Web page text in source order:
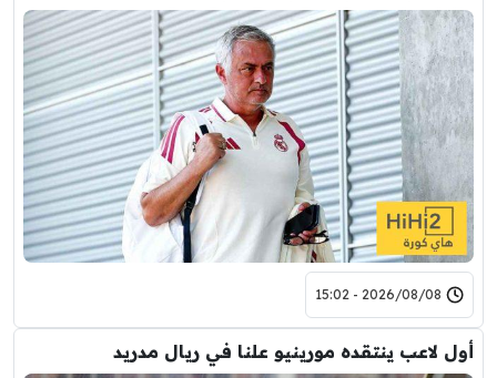
2026/08/08 - 15:02
أول لاعب ينتقده مورينيو علنا في ريال مدريد